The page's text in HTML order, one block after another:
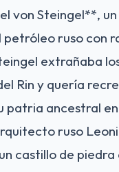
von Steingel**,
ruso con
extrañaba
Rin y quería
patria ancestral
ruso
castillo de piedra